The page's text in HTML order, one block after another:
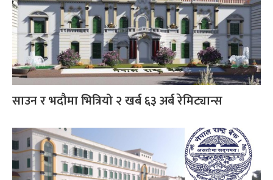
साउन र भदौमा भित्रियो २ खर्ब ६३ अर्ब रेमिट्यान्स